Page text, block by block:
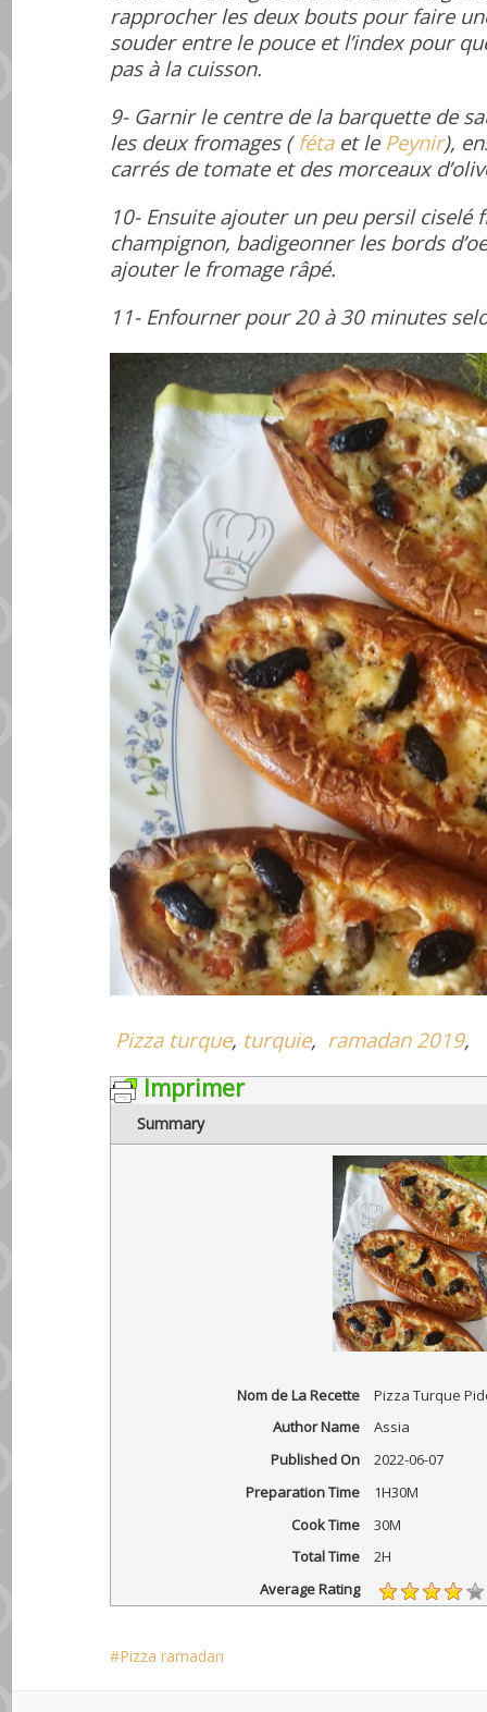
rapprocher les deux bouts pour faire
souder entre le pouce et l’index pour
pas à la cuisson.
9- Garnir le centre de la barquette de
les deux fromages ( fétaet le Peynir),
carrés de tomate et des morceaux
10- Ensuite ajouter un peu persil ciselé
champignon, badigeonner les bords
ajouter le fromage râpé.
11- Enfourner pour 20 à 30 minutes
Pizza turque, turquie, ramadan 2019,
Imprimer
Summary
Nom de La Recette
Pizza Turque
Author Name
Assia
Published On
2022-06-07
Preparation Time
1H30M
Cook Time
30M
Total Time
2H
Average Rating
Pizza ramadan